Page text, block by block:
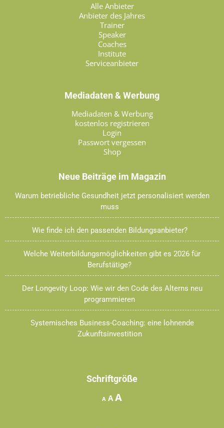
Alle Anbieter
Anbieter des Jahres
Trainer
Speaker
Coaches
Institute
Serviceanbieter
Mediadaten & Werbung
Mediadaten & Werbung
kostenlos registrieren
Login
Passwort vergessen
Shop
Neue Beiträge im Magazin
Warum betriebliche Gesundheit jetzt personalisiert werden
muss
Wie finde ich den passenden Bildungsanbieter?
Welche Weiterbildungsmöglichkeiten gibt es 2026 für
Berufstätige?
Der Longevity Loop: Wie wir den Code des Alterns neu
programmieren
Systemisches Business-Coaching: eine lohnende
Zukunftsinvestition
Schriftgröße
A Decrease
A Reset
AIncrease